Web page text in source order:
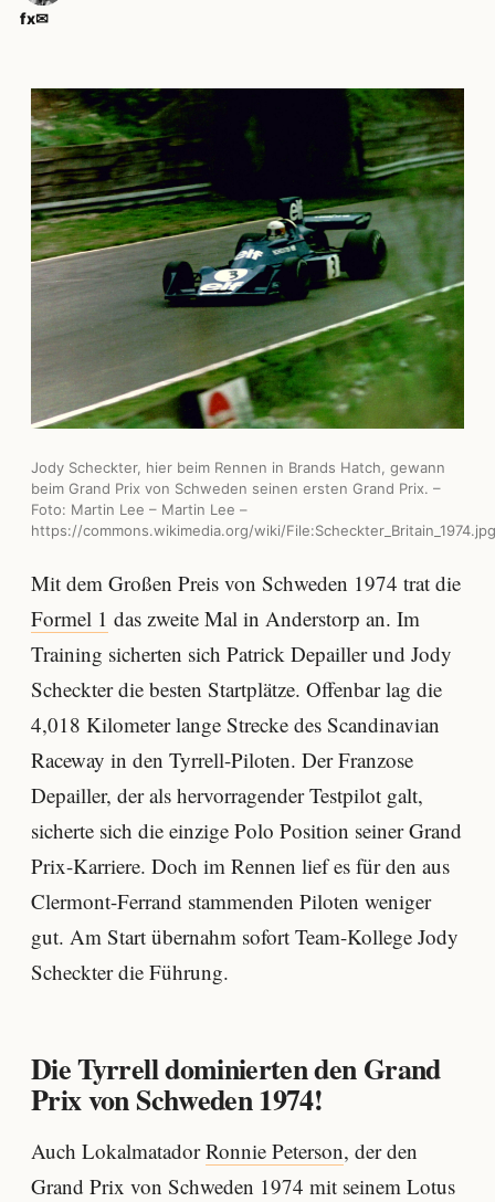
fx✉
Jody Scheckter, hier beim Rennen in Brands Hatch, gewann
beim Grand Prix von Schweden seinen ersten Grand Prix. –
Foto: Martin Lee – Martin Lee –
https://commons.wikimedia.org/wiki/File:Scheckter_Britain_1974.jpg
Mit dem Großen Preis von Schweden 1974 trat die
Formel 1 das zweite Mal in Anderstorp an. Im
Training sicherten sich Patrick Depailler und Jody
Scheckter die besten Startplätze. Offenbar lag die
4,018 Kilometer lange Strecke des Scandinavian
Raceway in den Tyrrell-Piloten. Der Franzose
Depailler, der als hervorragender Testpilot galt,
sicherte sich die einzige Polo Position seiner Grand
Prix-Karriere. Doch im Rennen lief es für den aus
Clermont-Ferrand stammenden Piloten weniger
gut. Am Start übernahm sofort Team-Kollege Jody
Scheckter die Führung.
Die Tyrrell dominierten den Grand
Prix von Schweden 1974!
Auch LokalmatadorRonnie Peterson, der den
Grand Prix von Schweden 1974 mit seinem Lotus